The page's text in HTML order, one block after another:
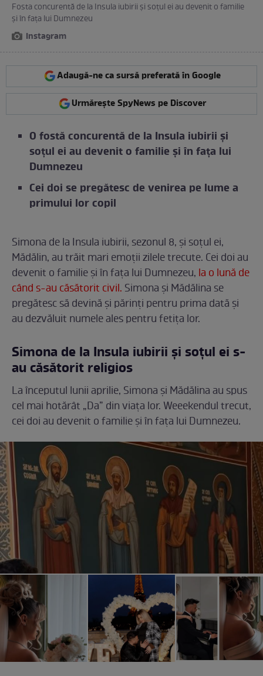
Fosta concurentă de la Insula iubirii și soțul ei au devenit o familie
și în fața lui Dumnezeu
Instagram
Adaugă-ne ca sursă preferată în Google
Urmărește SpyNews pe Discover
O fostă concurentă de la Insula iubirii și
soțul ei au devenit o familie și în fața lui
Dumnezeu
Cei doi se pregătesc de venirea pe lume a
primului lor copil
Simona de la Insula iubirii, sezonul 8, și soțul ei,
Mădălin, au trăit mari emoții zilele trecute. Cei doi au
devenit o familie și în fața lui Dumnezeu, la o lună de
când s-au căsătorit civil. Simona și Mădălina se
pregătesc să devină și părinți pentru prima dată și
au dezvăluit numele ales pentru fetița lor.
Simona de la Insula iubirii și soțul ei s-
au căsătorit religios
La începutul lunii aprilie, Simona și Mădălina au spus
cel mai hotărât „Da” din viața lor. Weeekendul trecut,
cei doi au devenit o familie și în fața lui Dumnezeu.